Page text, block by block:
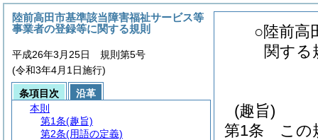
○陸前高
関する
(趣旨)
第1条
この
陸前高田市基準該当障害福祉サービス等
事業者の登録等に関する規則
平成26年3月25日 規則第5号
(令和3年4月1日施行)
条項目次
沿革
本則
第1条(趣旨)
第2条(用語の定義)